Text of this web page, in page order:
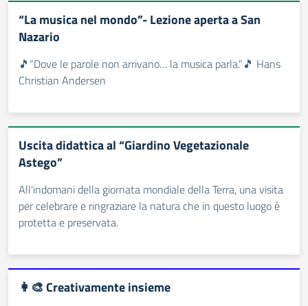
“La musica nel mondo”- Lezione aperta a San
Nazario
🎵“Dove le parole non arrivano… la musica parla.”🎵 Hans
Christian Andersen
Uscita didattica al “Giardino Vegetazionale
Astego”
All'indomani della giornata mondiale della Terra, una visita
per celebrare e ringraziare la natura che in questo luogo è
protetta e preservata.
👩‍🎨 Creativamente insieme